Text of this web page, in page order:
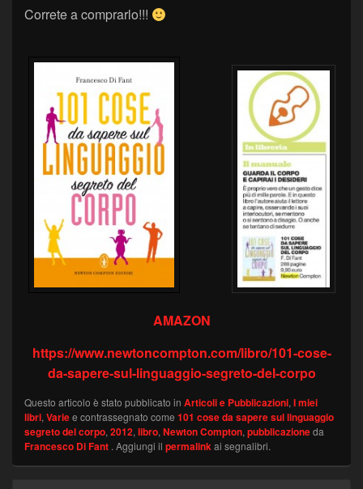
Correte a comprarlo!!!
AMAZON
https://www.newtoncompton.com/libro/101-cose-
da-sapere-sul-linguaggio-segreto-del-corpo
Questo articolo è stato pubblicato in Articoli e Pubblicazioni, I miei
libri, Variee contrassegnato come 101 cose da sapere sul linguaggio
segreto del corpo, 2012, libro, Newton Compton, pubblicazioneda
Francesco Di Fant . Aggiungi il permalink ai segnalibri.